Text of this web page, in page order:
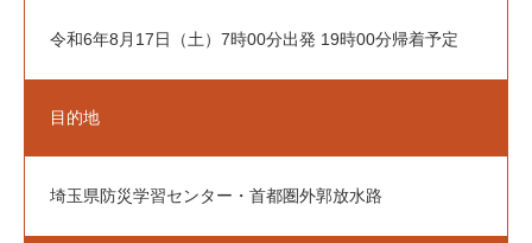
講座案内
前期教養講座一覧
令和6年8月17日（土）7時00分出発 19時00分帰着予定
目的地
埼玉県防災学習センター・首都圏外郭放水路